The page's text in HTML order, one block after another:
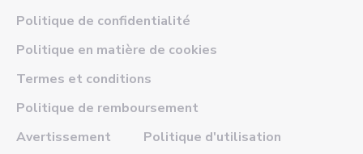
Politique de confidentialité
Politique en matière de cookies
Termes et conditions
Politique de remboursement
Avertissement
Politique d'utilisation